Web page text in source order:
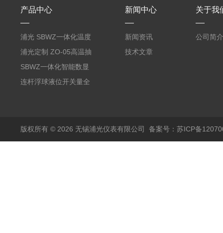
产品中心
浦光 SBWZ一体化温度
变送器传感器 防爆热电
阻PT100 数显远传4-
20mA2
浦光定制 ZO-05高温抽
气式氧化锆分析仪 防爆
耐腐蚀检测仪
SBWZ一体化智能数显
温度变送器传感器防爆
连杆浮球液位开关量全
新闻中心
新闻资讯
技术文章
关于我
公司简介
版权所有 © 2026 无锡浦光仪表有限公司 备案号：苏ICP备